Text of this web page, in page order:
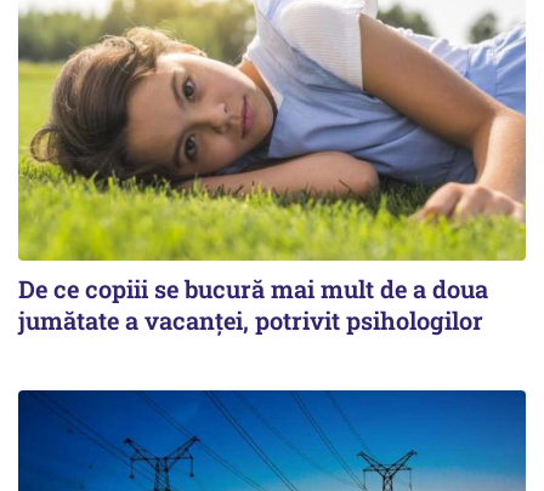
De ce copiii se bucură mai mult de a doua
jumătate a vacanței, potrivit psihologilor